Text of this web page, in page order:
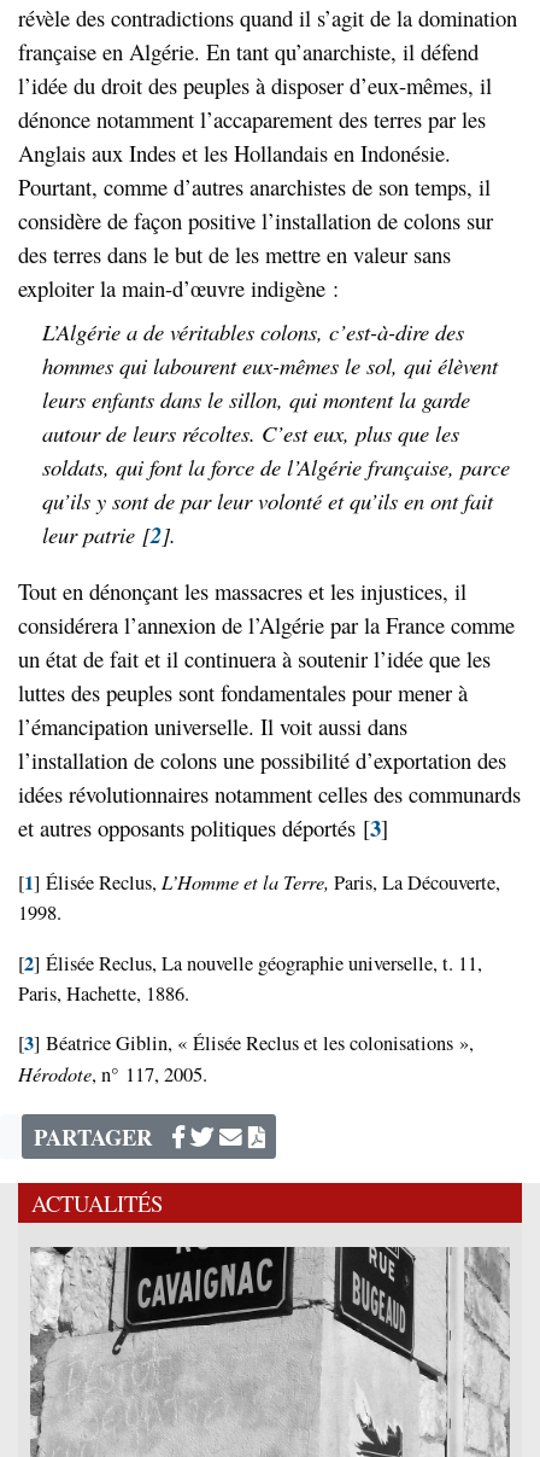
révèle des contradictions quand il s’agit de la domination
française en Algérie. En tant qu’anarchiste, il défend
l’idée du droit des peuples à disposer d’eux-mêmes, il
dénonce notamment l’accaparement des terres par les
Anglais aux Indes et les Hollandais en Indonésie.
Pourtant, comme d’autres anarchistes de son temps, il
considère de façon positive l’installation de colons sur
des terres dans le but de les mettre en valeur sans
exploiter la main-d’œuvre indigène :
L’Algérie a de véritables colons, c’est-à-dire des
hommes qui labourent eux-mêmes le sol, qui élèvent
leurs enfants dans le sillon, qui montent la garde
autour de leurs récoltes. C’est eux, plus que les
soldats, qui font la force de l’Algérie française, parce
qu’ils y sont de par leur volonté et qu’ils en ont fait
leur patrie [2].
Tout en dénonçant les massacres et les injustices, il
considérera l’annexion de l’Algérie par la France comme
un état de fait et il continuera à soutenir l’idée que les
luttes des peuples sont fondamentales pour mener à
l’émancipation universelle. Il voit aussi dans
l’installation de colons une possibilité d’exportation des
idées révolutionnaires notamment celles des communards
et autres opposants politiques déportés [3]
[1] Élisée Reclus, L’Hommeet la Terre, Paris, La Découverte,
1998.
[2] Élisée Reclus, La nouvelle géographie universelle, t. 11,
Paris, Hachette, 1886.
[3] Béatrice Giblin, « Élisée Reclus et les colonisations »,
Hérodote, n° 117, 2005.
PARTAGER
ACTUALITÉS